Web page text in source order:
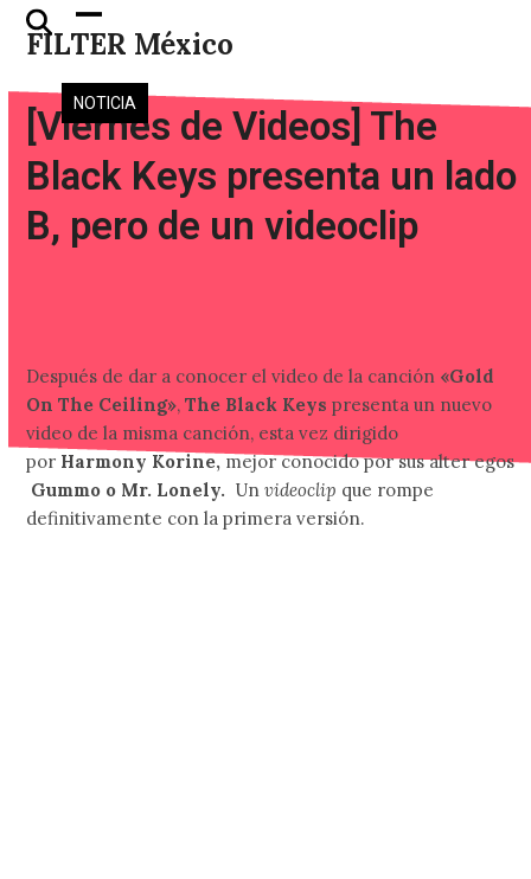
Skip
FILTER México
Open
mobile
menu
Close
mobile
menu
NOTICIA
[Viernes de Videos] The
Black Keys presenta un lado
B, pero de un videoclip
Después de dar a conocer el video de la canción «Gold
On The Ceiling»,The Black Keys presenta un nuevo
video de la misma canción, esta vez dirigido
por Harmony Korine,mejor conocido por sus alter egos
Gummo o Mr. Lonely. Unvideoclip que rompe
definitivamente con la primera versión.